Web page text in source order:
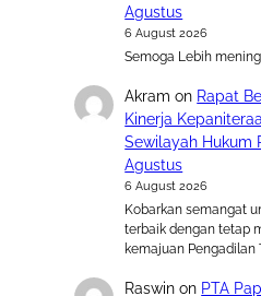
Agustus
6 August 2026
Semoga Lebih
Akram on Rapat
Kinerja
Sewilayah Hukum
Agustus
6 August 2026
Kobarkan semangat
terbaik dengan tetap
kemajuan Pengadilan
Raswin on PTA